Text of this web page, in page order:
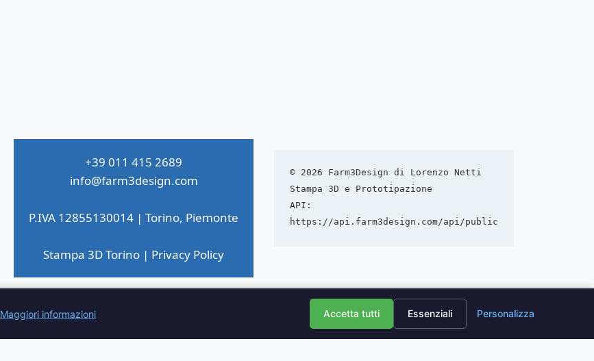
+39 011 415 2689
info@farm3design.com
P.IVA 12855130014 | Torino, Piemonte
Stampa 3D Torino | Privacy Policy
© 2026 Farm3Design di Lorenzo Netti
Stampa 3D e Prototipazione
API:
Maggiori informazioni Accetta tutti Essenziali Personalizza